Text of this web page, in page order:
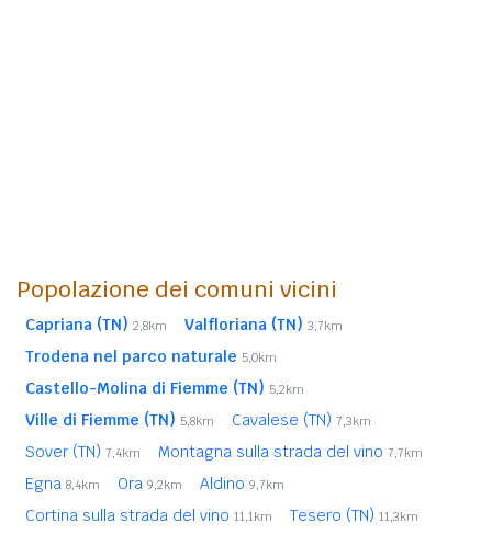
Popolazione dei comuni vicini
Capriana (TN) 2,8km Valfloriana (TN) 3,7km
Trodena nel parco naturale 5,0km
Castello-Molina di Fiemme (TN) 5,2km
Ville di Fiemme (TN) 5,8km Cavalese (TN) 7,3km
Sover (TN) 7,4km Montagna sulla strada del vino 7,7km
Egna 8,4km Ora 9,2km Aldino 9,7km
Cortina sulla strada del vino 11,1km Tesero (TN) 11,3km